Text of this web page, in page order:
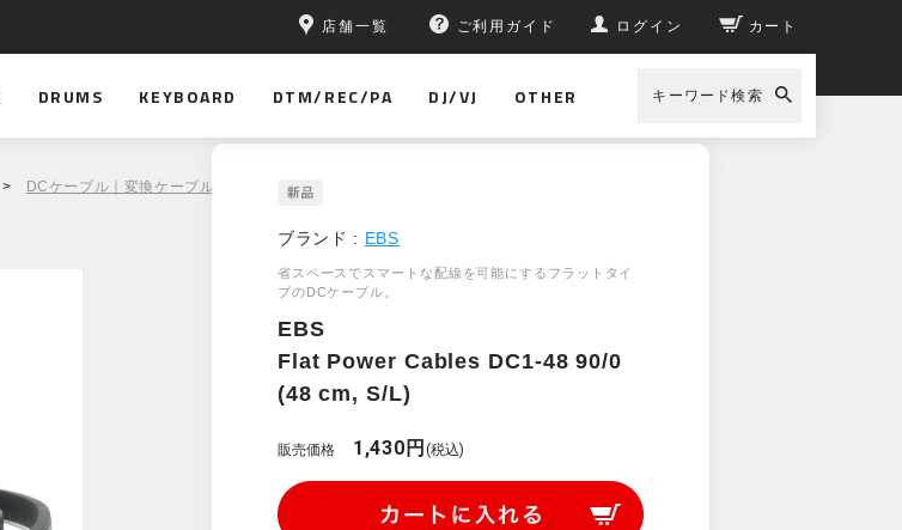
店舗一覧 ご利用ガイド ログイン カート
DRUMS KEYBOARD DTM/REC/PA DJ/VJ OTHER キーワード検索
> DCケーブル｜変換ケーブル > EBS Flat Power Cables DC1-48 90/0 (48 cm, S/L)
ブランド : EBS
省スペースでスマートな配線を可能にするフラットタイ
プのDCケーブル。
EBS
Flat Power Cables DC1-48 90/0
(48 cm, S/L)
販売価格 1,430円 (税込)